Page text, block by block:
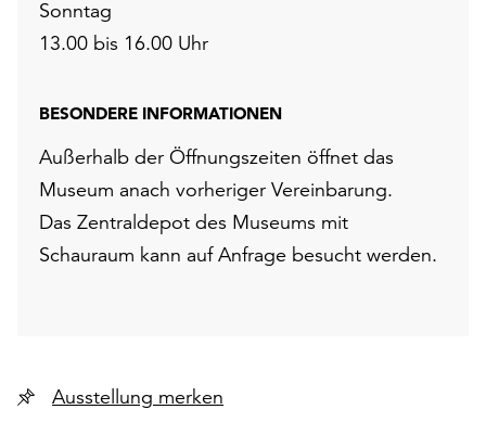
Sonntag
13.00 bis 16.00 Uhr
BESONDERE INFORMATIONEN
Außerhalb der Öffnungszeiten öffnet das
Museum anach vorheriger Vereinbarung.
Das Zentraldepot des Museums mit
Schauraum kann auf Anfrage besucht werden.
Ausstellung merken